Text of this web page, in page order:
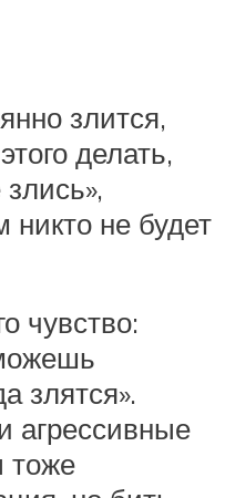
злится,
делать,
не будет
чувство:
злятся».
агрессивные
тоже